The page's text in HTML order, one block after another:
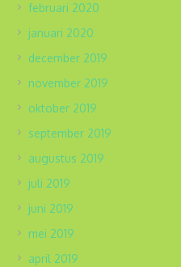
februari 2020
januari 2020
december 2019
november 2019
oktober 2019
september 2019
augustus 2019
juli 2019
juni 2019
mei 2019
april 2019